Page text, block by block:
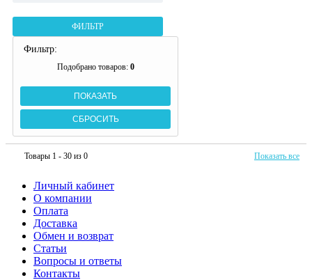
ФИЛЬТР
Фильтр:
Подобрано товаров: 0
Товары 1 - 30 из 0 Показать все
Личный кабинет
О компании
Оплата
Доставка
Обмен и возврат
Статьи
Вопросы и ответы
Контакты